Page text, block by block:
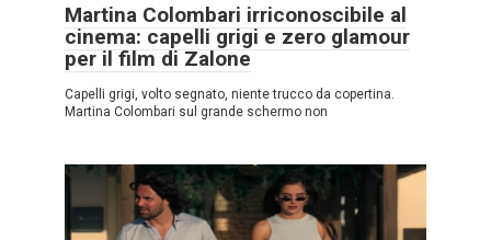
Martina Colombari irriconoscibile al
cinema: capelli grigi e zero glamour
per il film di Zalone
Capelli grigi, volto segnato, niente trucco da copertina.
Martina Colombari sul grande schermo non